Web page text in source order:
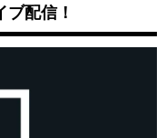
配信！